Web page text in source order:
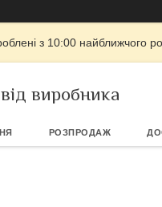
з 10:00 найближчого
виробника
РОЗПРОДАЖ